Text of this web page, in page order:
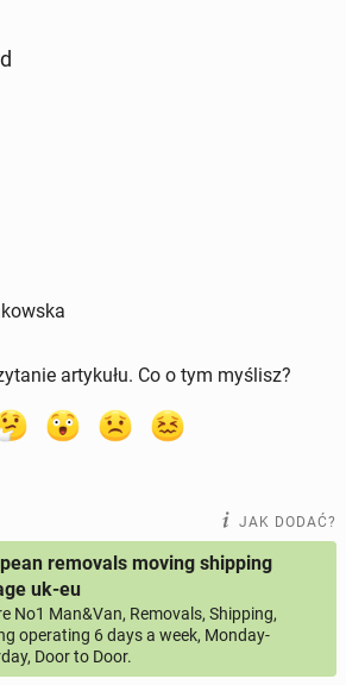
artykułu. Co o tym myślisz?
JAK DODAĆ?
removals moving shipping
uk-eu
No1 Man&Van, Removals, Shipping,
operating 6 days a week, Monday-
Door to Door.